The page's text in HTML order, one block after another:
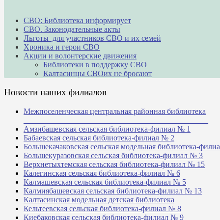
СВО: Библиотека информирует
СВО. Законодательные акты
Льготы для участников СВО и их семей
Хроника и герои СВО
Акции и волонтерские движения
Библиотеки в поддержку СВО
Калтасинцы СВОих не бросают
Новости наших филиалов
Межпоселенческая центральная районная библиотека
Амзибашевская сельская библиотека-филиал № 1
Бабаевская сельская библиотека-филиал № 2
Большекачаковская сельская модельная библиотека-
Большекуразовская сельская библиотека-филиал № 3
Верхнетыхтемская сельская библиотека-филиал № 15
Калегинская сельская библиотека-филиал № 6
Калмашевская сельская библиотека-филиал № 5
Калмиябашевская сельская библиотека-филиал № 13
Калтасинская модельная детская библиотека
Кельтеевская сельская библиотека-филиал № 8
Киебаковская сельская библиотека-филиал № 9